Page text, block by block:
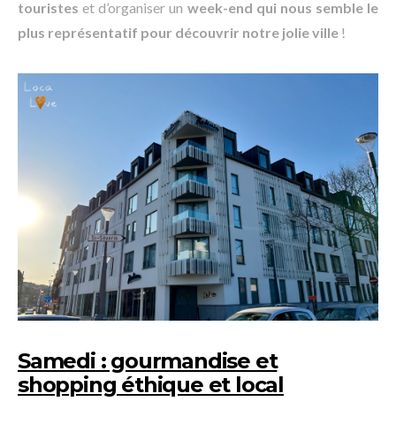
touristes et d’organiser un week-end qui nous semble le
plus représentatif pour découvrir notre jolie ville !
Samedi : gourmandise et
shopping éthique et local